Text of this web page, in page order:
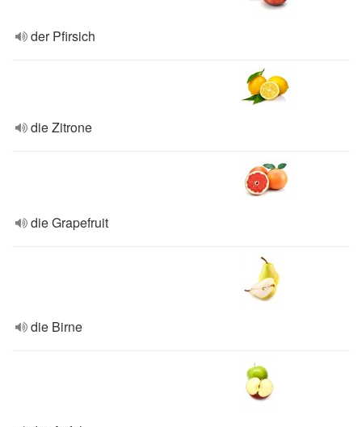
der Pfirsich
die Zitrone
die Grapefruit
die Birne